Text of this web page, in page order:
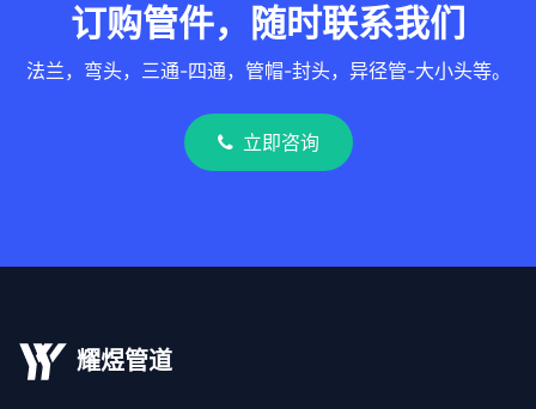
订购管件，随时联系我们
法兰，弯头，三通-四通，管帽-封头，异径管-大小头等。
立即咨询
耀煜管道